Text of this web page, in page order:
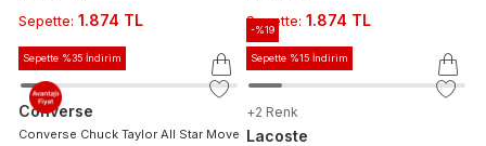
Sepette: 1.874 TL
Sepette: 1.874 TL
Sepette %35 İndirim
Converse
Converse Chuck Taylor All Star Move
-%19
Sepette %15 İndirim
+2 Renk
Lacoste